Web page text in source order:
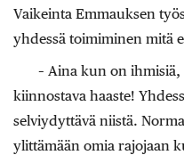
Vaikeinta Emmauksen
yhdessä toimiminen mitä
– Aina kun on ihmisiä,
kiinnostava haaste!
selviydyttävä niistä.
ylittämään omia rajojaan